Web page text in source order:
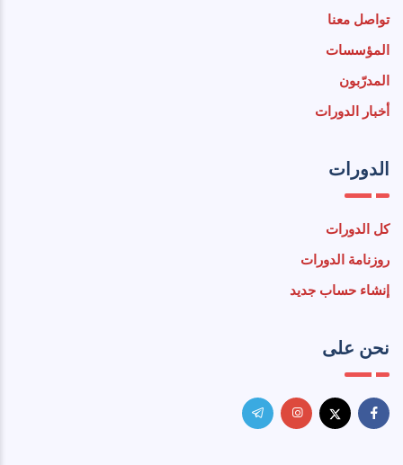
تواصل معنا
المؤسسات
المدرّبون
أخبار الدورات
الدورات
كل الدورات
روزنامة الدورات
إنشاء حساب جديد
نحن على